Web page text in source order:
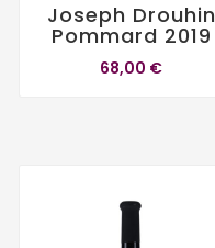
Joseph Drouhin
Pommard 2019
68,00 €